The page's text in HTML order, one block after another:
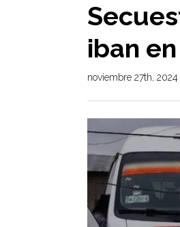
iban
noviembre 27th, 2024